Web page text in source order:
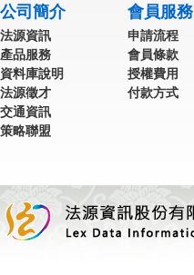
公司簡介
法源資訊
產品服務
資料庫說明
法源徵才
交通資訊
策略聯盟
會員服務
申請流程
會員條款
授權費用
付款方式